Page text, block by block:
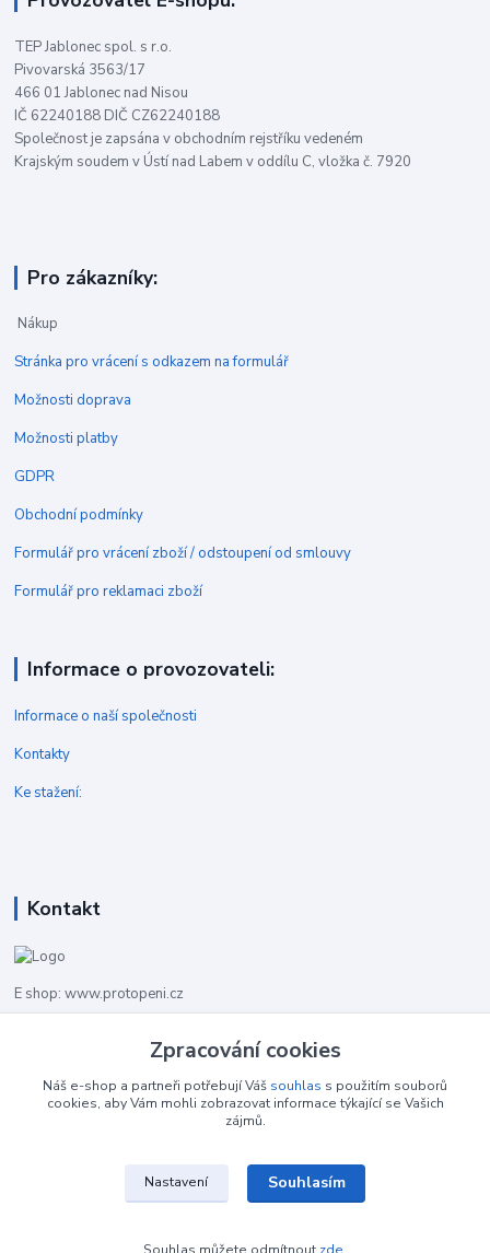
TEP Jablonec spol. s r.o.
Pivovarská 3563/17
466 01 Jablonec nad Nisou
IČ 62240188 DIČ CZ62240188
Společnost je zapsána v obchodním rejstříku vedeném
Krajským soudem v Ústí nad Labem v oddílu C, vložka č. 7920
Pro zákazníky:
Nákup
Stránka pro vrácení s odkazem na formulář
Možnosti doprava
Možnosti platby
GDPR
Obchodní podmínky
Formulář pro vrácení zboží / odstoupení od smlouvy
Formulář pro reklamaci zboží
Informace o provozovateli:
Informace o naší společnosti
Kontakty
Ke stažení:
Kontakt
E shop: www.protopeni.cz
+420 483 710 226
info@protopeni.cz
Zpracování cookies
Náš e-shop a partneři potřebují Váš souhlas s použitím souborů
cookies, aby Vám mohli zobrazovat informace týkající se Vašich
zájmů.
Nastavení Souhlasím